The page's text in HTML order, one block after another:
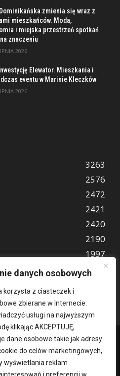
danych osobowych
korzysta z ciasteczek i
zbierane w Internecie:
usługi na najwyższym
klikając AKCEPTUJĘ,
dane osobowe takie jak adresy
do celów marketingowych,
wyświetlania reklam
zmienia się wraz z
mieszkańców. Moda,
i miejska przestrzeń spotkań
znaczeniu
2026
Elewator. Mieszkania i
eventu w Marinie Kleczków
2026
3263
2576
2472
2421
2420
2190
1997
849